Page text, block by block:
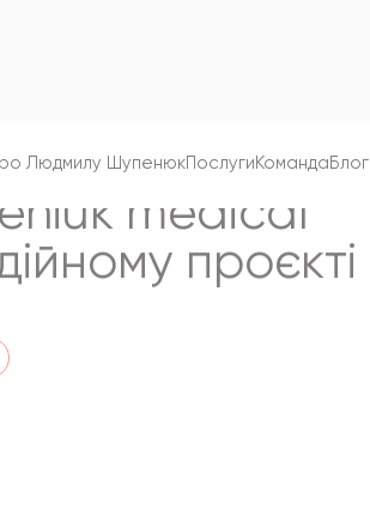
Людмилу Шупенюк Послуги Команда Блог
medical
проєкті